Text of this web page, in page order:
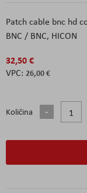
Patch cable bnc hd
BNC / BNC, HICON
32,50 €
26,00 €
Količina